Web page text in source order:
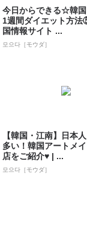
今日からできる☆韓国
1週間ダイエット方
国情報サイト ...
모으다［モウダ］
【韓国・江南】日本
多い！韓国アートメ
店をご紹介♥ | ...
모으다［モウダ］